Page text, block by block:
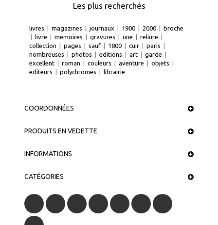
Les plus recherchés
livres | magazines | journaux | 1900 | 2000 | broche
| livre | memoires | gravures | une | reliure |
collection | pages | sauf | 1800 | cuir | paris |
nombreuses | photos | editions | art | garde |
excellent | roman | couleurs | aventure | objets |
editeurs | polychromes | librairie
COORDONNÉES
PRODUITS EN VEDETTE
INFORMATIONS
CATÉGORIES